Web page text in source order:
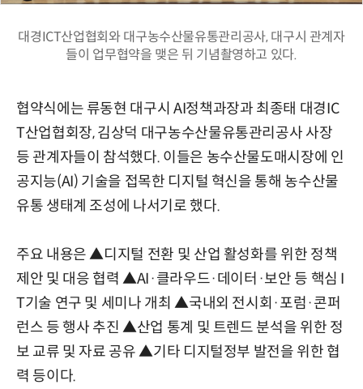
대경ICT산업협회와 대구농수산물유통관리공사, 대구시 관계자
들이 업무협약을 맺은 뒤 기념촬영하고 있다.
협약식에는 류동현 대구시 AI정책과장과 최종태 대경IC
T산업협회장, 김상덕 대구농수산물유통관리공사 사장
등 관계자들이 참석했다. 이들은 농수산물도매시장에 인
공지능(AI) 기술을 접목한 디지털 혁신을 통해 농수산물
유통 생태계 조성에 나서기로 했다.
주요 내용은 ▲디지털 전환 및 산업 활성화를 위한 정책
제안 및 대응 협력 ▲AI·클라우드·데이터·보안 등 핵심 I
T기술 연구 및 세미나 개최 ▲국내외 전시회·포럼·콘퍼
런스 등 행사 추진 ▲산업 통계 및 트렌드 분석을 위한 정
보 교류 및 자료 공유 ▲기타 디지털정부 발전을 위한 협
력 등이다.